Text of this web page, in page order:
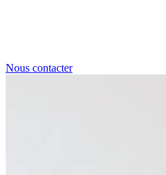
Nous contacter